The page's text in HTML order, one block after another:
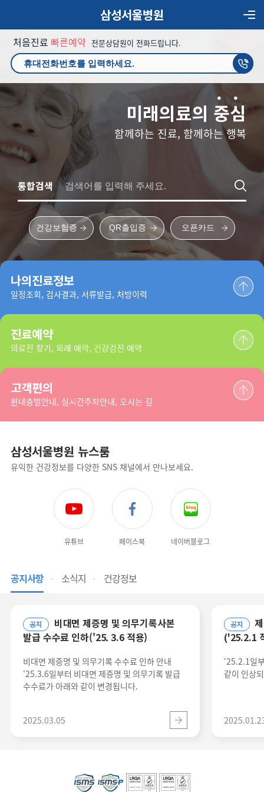
삼성서울병원
처음진료 빠른예약 전문상담원이 전화드립니다.
미래의료의 중심
함께하는 진료, 함께하는 행복
통합검색
건강보험증 QR출입증 오픈카드
나의진료정보
일정조회, 검사결과, 서류발급, 처방이력
진료예약
의료진 찾기, 외래 예약, 건강검진 예약
고객편의
원내층별안내, 실시간주차안내, 오시는 길
삼성서울병원 뉴스룸
유익한 건강정보를 다양한 SNS 채널에서 만나보세요.
유튜브 페이스북 네이버블로그
공지사항 소식지 건강정보
공지
발급 수수료 인하('25. 3.6 적용)
비대면 제증명 및 의무기록 수수료 인하 안내
‘25.3.6일부터 비대면 제증명 및 의무기록 발급
수수료가 아래와 같이 변경됩니다.
2025.03.05
공지
제증명 발급 수수료 인상 안내
('25.2.1
‘25.2.1일
같이 인상